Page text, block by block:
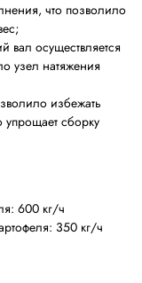
что позволило
вал осуществляется
узел натяжения
избежать
упрощает сборку
600 кг/ч
350 кг/ч